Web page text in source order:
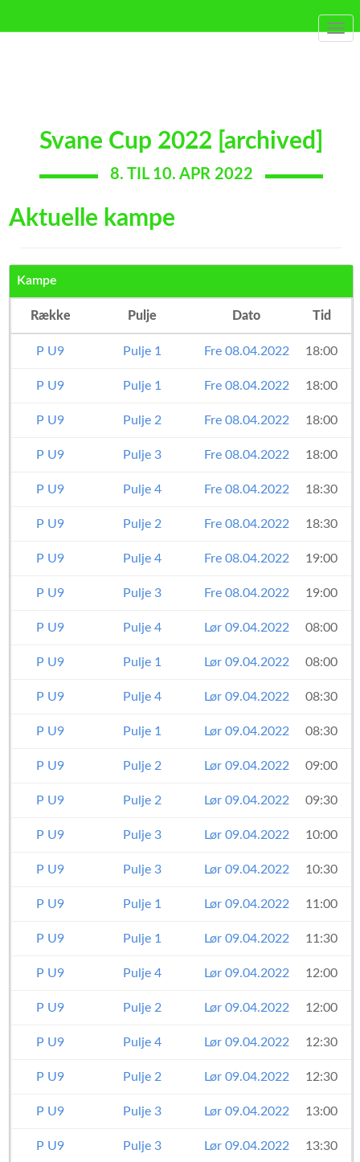
Svane Cup 2022 [archived]
8. TIL 10. APR 2022
Aktuelle kampe
Kampe
Række Pulje Dato Tid
P U9 Pulje 1 Fre 08.04.2022 18:00
P U9 Pulje 1 Fre 08.04.2022 18:00
P U9 Pulje 2 Fre 08.04.2022 18:00
P U9 Pulje 3 Fre 08.04.2022 18:00
P U9 Pulje 4 Fre 08.04.2022 18:30
P U9 Pulje 2 Fre 08.04.2022 18:30
P U9 Pulje 4 Fre 08.04.2022 19:00
P U9 Pulje 3 Fre 08.04.2022 19:00
P U9 Pulje 4 Lør 09.04.2022 08:00
P U9 Pulje 1 Lør 09.04.2022 08:00
P U9 Pulje 4 Lør 09.04.2022 08:30
P U9 Pulje 1 Lør 09.04.2022 08:30
P U9 Pulje 2 Lør 09.04.2022 09:00
P U9 Pulje 2 Lør 09.04.2022 09:30
P U9 Pulje 3 Lør 09.04.2022 10:00
P U9 Pulje 3 Lør 09.04.2022 10:30
P U9 Pulje 1 Lør 09.04.2022 11:00
P U9 Pulje 1 Lør 09.04.2022 11:30
P U9 Pulje 4 Lør 09.04.2022 12:00
P U9 Pulje 2 Lør 09.04.2022 12:00
P U9 Pulje 4 Lør 09.04.2022 12:30
P U9 Pulje 2 Lør 09.04.2022 12:30
P U9 Pulje 3 Lør 09.04.2022 13:00
P U9 Pulje 3 Lør 09.04.2022 13:30